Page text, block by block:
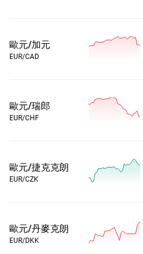
歐元/加元
EUR/CAD
歐元/瑞郎
EUR/CHF
歐元/捷克克朗
EUR/CZK
歐元/丹麥克朗
EUR/DKK